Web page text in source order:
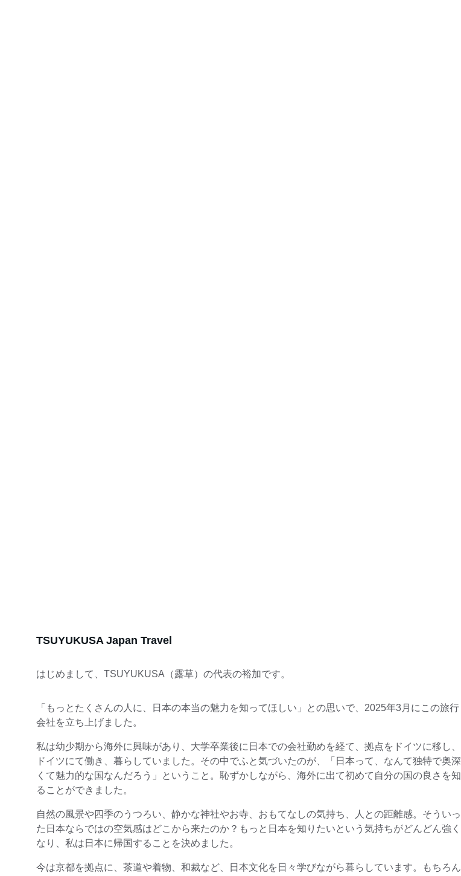
TSUYUKUSA Japan Travel
はじめまして、TSUYUKUSA（露草）の代表の裕加です。
「もっとたくさんの人に、日本の本当の魅力を知ってほしい」との思いで、2025年3月にこの旅行
会社を立ち上げました。
私は幼少期から海外に興味があり、大学卒業後に日本での会社勤めを経て、拠点をドイツに移し、
ドイツにて働き、暮らしていました。その中でふと気づいたのが、「日本って、なんて独特で奥深
くて魅力的な国なんだろう」ということ。恥ずかしながら、海外に出て初めて自分の国の良さを知
ることができました。
自然の風景や四季のうつろい、静かな神社やお寺、おもてなしの気持ち、人との距離感。そういっ
た日本ならではの空気感はどこから来たのか？もっと日本を知りたいという気持ちがどんどん強く
なり、私は日本に帰国することを決めました。
今は京都を拠点に、茶道や着物、和裁など、日本文化を日々学びながら暮らしています。もちろん